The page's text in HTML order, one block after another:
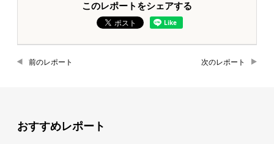
このレポートをシェアする
前のレポート 次のレポート
おすすめレポート